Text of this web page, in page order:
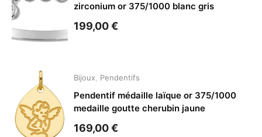
zirconium or 375/1000 blanc gris
199,00€
Bijoux Pendentifs
Pendentif médaille laïque or 375/1000
medaille goutte cherubin jaune
169,00€